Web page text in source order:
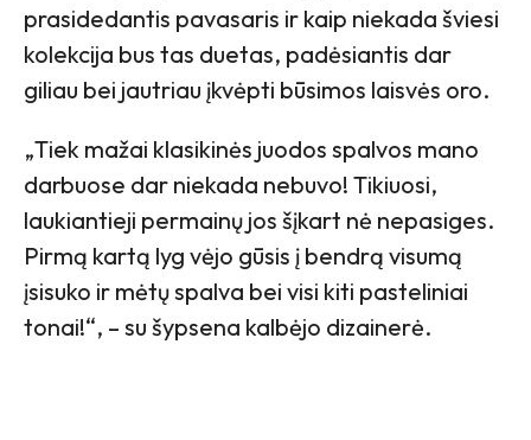
prasidedantis pavasaris ir kaip niekada šviesi
kolekcija bus tas duetas, padėsiantis dar
giliau bei jautriau įkvėpti būsimos laisvės oro.
„Tiek mažai klasikinės juodos spalvos mano
darbuose dar niekada nebuvo! Tikiuosi,
laukiantieji permainų jos šįkart nė nepasiges.
Pirmą kartą lyg vėjo gūsis į bendrą visumą
įsisuko ir mėtų spalva bei visi kiti pasteliniai
tonai!“, – su šypsena kalbėjo dizainerė.